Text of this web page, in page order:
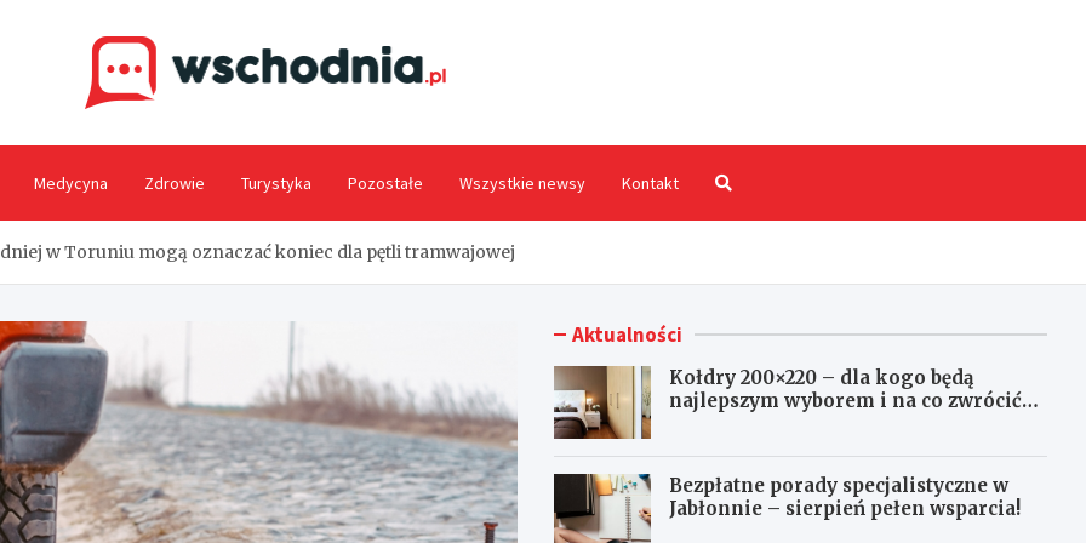
Medycyna Zdrowie Turystyka Pozostałe Wszystkie newsy Kontakt
w Toruniu mogą oznaczać koniec dla pętli tramwajowej
Aktualności
Kołdry 200×220 – dla kogo będą
najlepszym wyborem i na co zwrócić
Bezpłatne porady specjalistyczne w
Jabłonnie – sierpień pełen wsparcia!